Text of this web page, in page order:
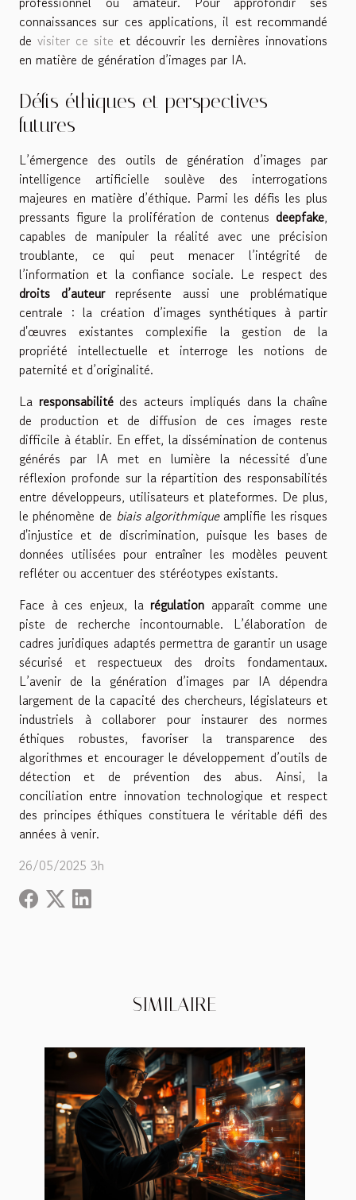
connaissances sur ces applications, il est recommandé
de visiter ce site et découvrir les dernières innovations
en matière de génération d’images par IA.
Défis éthiques et perspectives
futures
L’émergence des outils de génération d’images par
intelligence artificielle soulève des interrogations
majeures en matière d’éthique. Parmi les défis les plus
pressants figure la prolifération de contenus deepfake,
capables de manipuler la réalité avec une précision
troublante, ce qui peut menacer l’intégrité de
l’information et la confiance sociale. Le respect des
droits d’auteurreprésente aussi une problématique
centrale : la création d’images synthétiques à partir
d'œuvres existantes complexifie la gestion de la
propriété intellectuelle et interroge les notions de
paternité et d’originalité.
La responsabilitédes acteurs impliqués dans la chaîne
de production et de diffusion de ces images reste
difficile à établir. En effet, la dissémination de contenus
générés par IA met en lumière la nécessité d'une
réflexion profonde sur la répartition des responsabilités
entre développeurs, utilisateurs et plateformes. De plus,
le phénomène de biais algorithmiqueamplifie les risques
d'injustice et de discrimination, puisque les bases de
données utilisées pour entraîner les modèles peuvent
refléter ou accentuer des stéréotypes existants.
Face à ces enjeux, larégulation apparaît comme une
piste de recherche incontournable. L’élaboration de
cadres juridiques adaptés permettra de garantir un usage
sécurisé et respectueux des droits fondamentaux.
L’avenir de la génération d’images par IA dépendra
largement de la capacité des chercheurs, législateurs et
industriels à collaborer pour instaurer des normes
éthiques robustes, favoriser la transparence des
algorithmes et encourager le développement d’outils de
détection et de prévention des abus. Ainsi, la
conciliation entre innovation technologique et respect
des principes éthiques constituera le véritable défi des
années à venir.
26/05/2025 3h
SIMILAIRE